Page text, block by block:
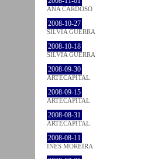
ANA CARDOSO
2008-10-27
SÍLVIA GUERRA
2008-10-18
SÍLVIA GUERRA
2008-09-30
ARTECAPITAL
2008-09-15
ARTECAPITAL
2008-08-31
ARTECAPITAL
2008-08-11
INÊS MOREIRA